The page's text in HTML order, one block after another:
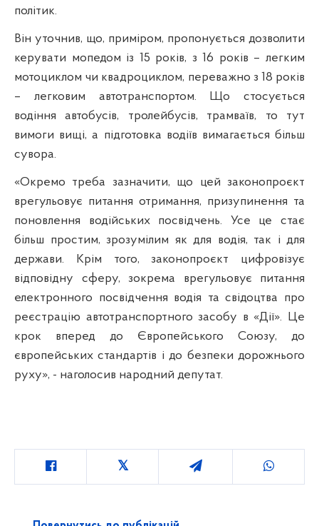
політик.
Він уточнив, що, приміром, пропонується дозволити
керувати мопедом із 15 років, з 16 років – легким
мотоциклом чи квадроциклом, переважно з 18 років
– легковим автотранспортом. Що стосується
водіння автобусів, тролейбусів, трамваїв, то тут
вимоги вищі, а підготовка водіїв вимагається більш
сувора.
«Окремо треба зазначити, що цей законопроєкт
врегульовує питання отримання, призупинення та
поновлення водійських посвідчень. Усе це стає
більш простим, зрозумілим як для водія, так і для
держави. Крім того, законопроєкт цифровізує
відповідну сферу, зокрема врегульовує питання
електронного посвідчення водія та свідоцтва про
реєстрацію автотранспортного засобу в «Дії». Це
крок вперед до Європейського Союзу, до
європейських стандартів і до безпеки дорожнього
руху», - наголосив народний депутат.